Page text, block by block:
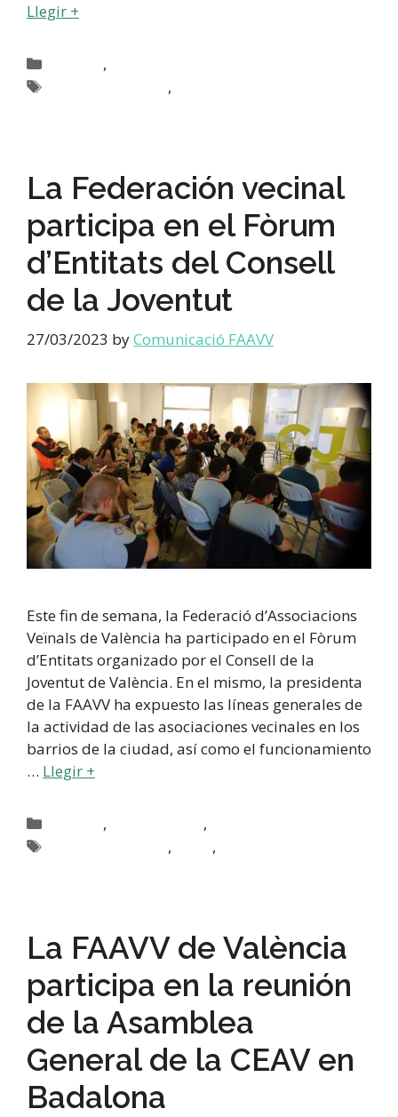
Llegir +
,
,
La Federación vecinal
participa en el Fòrum
d’Entitats del Consell
de la Joventut
27/03/2023 byComunicació FAAVV
Este fin de semana, la Federació d’Associacions
Veïnals de València ha participado en el Fòrum
d’Entitats organizado por el Consell de la
Joventut de València. En el mismo, la presidenta
de la FAAVV ha expuesto las líneas generales de
la actividad de las asociaciones vecinales en los
barrios de la ciudad, así como el funcionamiento
… Llegir +
, ,
, ,
La FAAVV de València
participa en la reunión
de la Asamblea
General de la CEAV en
Badalona